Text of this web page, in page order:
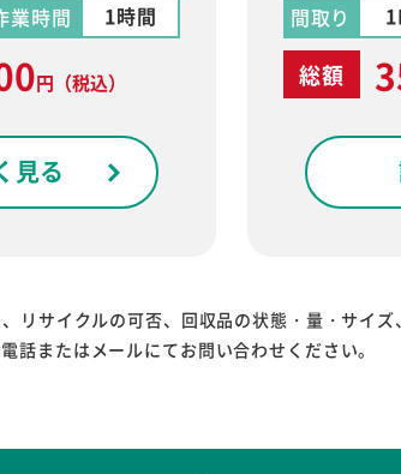
業時間 1時間
円 （税込）
見る
間取り
総額
リサイクルの可否、回収品の状態・量・サイ
話またはメールにてお問い合わせください。